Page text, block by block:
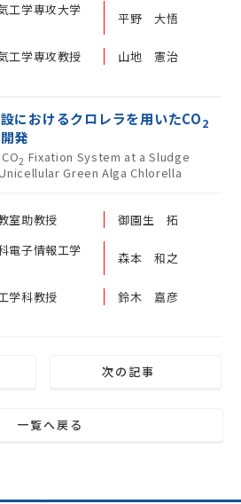
工学専攻大学
平野 大悟
工学専攻教授 山地 憲治
におけるクロレラを用いたCO2
発
2 Fixation System at a Sludge
Green Alga Chlorella
室助教授
御園生 拓
電子情報工学
森本 和之
学科教授 鈴木 嘉彦
一覧へ戻る
次の記事